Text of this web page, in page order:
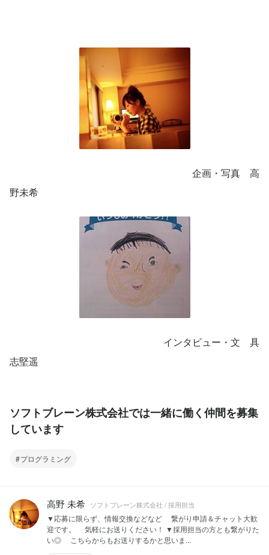
企画・写真　高
野未希
インタビュー・文　具
志堅遥
ソフトブレーン株式会社では一緒に働く仲間を募集
しています
プログラミング
高野 未希 ソフトブレーン株式会社 / 採用担当
▼応募に限らず、情報交換などなど 繋がり申請＆チャット大歓
迎です。 気軽にお送りください！ ▼採用担当の方とも繋がりた
い◎ こちらからもお送りするかと思いま...